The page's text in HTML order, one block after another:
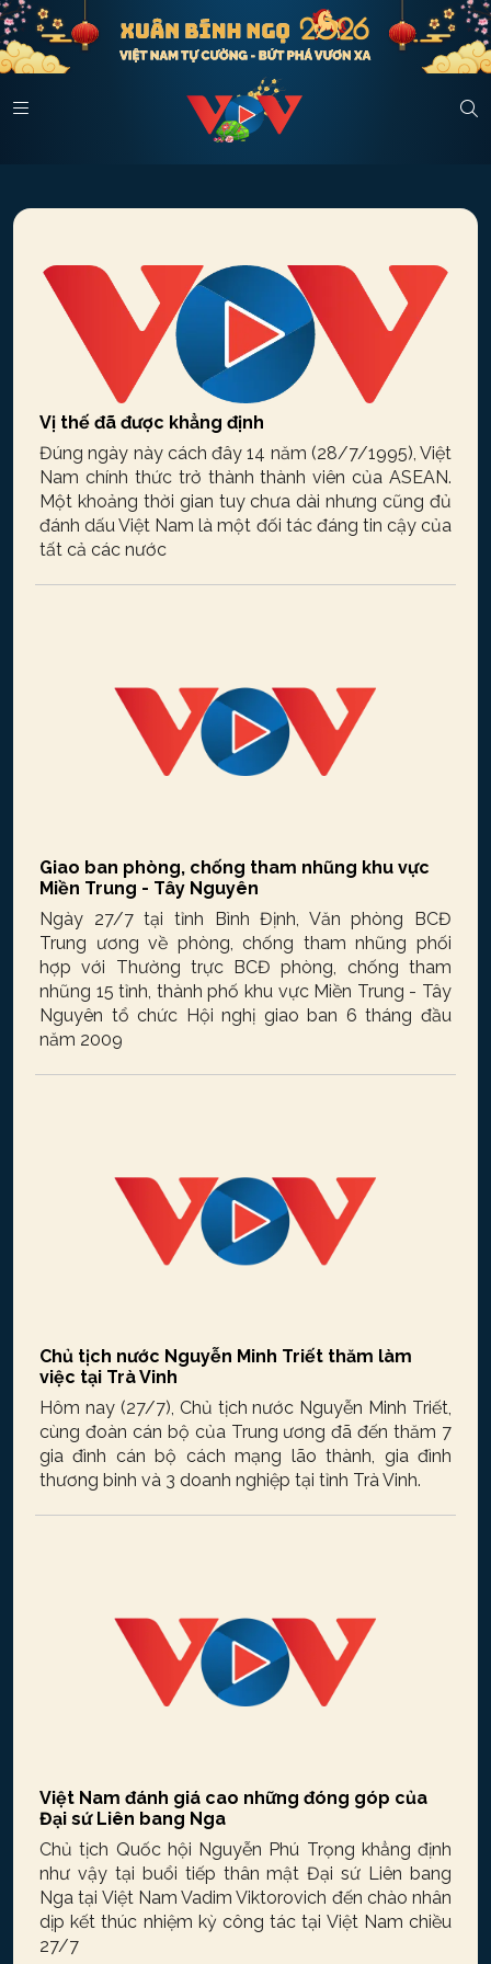
Vị thế đã được khẳng định
Đúng ngày này cách đây 14 năm (28/7/1995), Việt
Nam chính thức trở thành thành viên của ASEAN.
Một khoảng thời gian tuy chưa dài nhưng cũng đủ
đánh dấu Việt Nam là một đối tác đáng tin cậy của
tất cả các nước
Giao ban phòng, chống tham nhũng khu vực
Miền Trung - Tây Nguyên
Ngày 27/7 tại tỉnh Bình Định, Văn phòng BCĐ
Trung ương về phòng, chống tham nhũng phối
hợp với Thường trực BCĐ phòng, chống tham
nhũng 15 tỉnh, thành phố khu vực Miền Trung - Tây
Nguyên tổ chức Hội nghị giao ban 6 tháng đầu
năm 2009
Chủ tịch nước Nguyễn Minh Triết thăm làm
việc tại Trà Vinh
Hôm nay (27/7), Chủ tịch nước Nguyễn Minh Triết,
cùng đoàn cán bộ của Trung ương đã đến thăm 7
gia đình cán bộ cách mạng lão thành, gia đình
thương binh và 3 doanh nghiệp tại tỉnh Trà Vinh.
Việt Nam đánh giá cao những đóng góp của
Đại sứ Liên bang Nga
Chủ tịch Quốc hội Nguyễn Phú Trọng khẳng định
như vậy tại buổi tiếp thân mật Đại sứ Liên bang
Nga tại Việt Nam Vadim Viktorovich đến chào nhân
dịp kết thúc nhiệm kỳ công tác tại Việt Nam chiều
27/7